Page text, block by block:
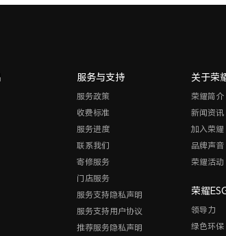
服务与支持
服务政策
收费标准
服务进度
联系我们
寄修服务
门店服务
服务支持隐私声明
服务支持用户协议
推荐服务隐私声明
关于荣
荣耀简介
新闻资讯
加入荣耀
品牌声音
荣耀活动
荣耀
领导力
绿色环保